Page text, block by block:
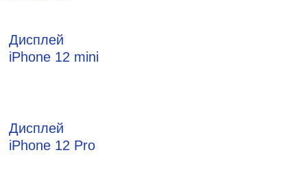
Дисплей
iPhone 12 mini
Дисплей
iPhone 12 Pro